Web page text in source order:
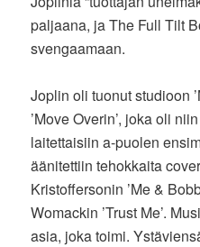
paljaana, ja The Full Tilt
svengaamaan.
Joplin oli tuonut studioon
’Move Overin’, joka oli
laitettaisiin a-puolen
äänitettiin tehokkaita
Kristoffersonin ’Me &
Womackin ’Trust Me’.
asia, joka toimi.